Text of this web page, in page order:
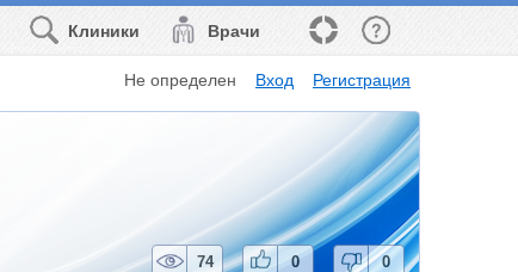
Врачи
Клиники
Не определен Вход Регистрация
74 0 0